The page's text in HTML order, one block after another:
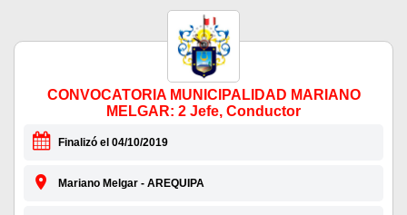
CONVOCATORIA MUNICIPALIDAD MARIANO
MELGAR: 2 Jefe, Conductor
Finalizó el 04/10/2019
Mariano Melgar - AREQUIPA